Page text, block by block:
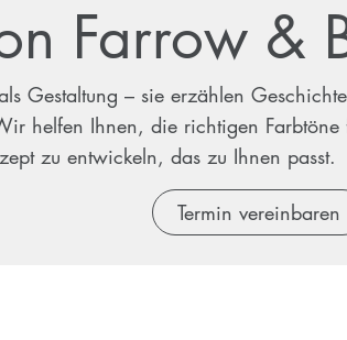
Farrow &
Gestaltung – sie erzählen
helfen Ihnen, die richtigen
zu entwickeln, das zu Ihnen passt.
Termin vereinbaren